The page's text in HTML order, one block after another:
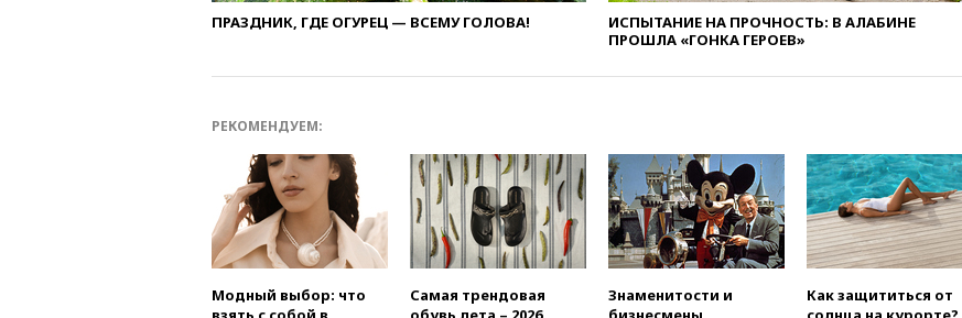
13:16«Родина» просит
Верховный суд снять «Яблоко»
Украине
13:09
Суд обязал москвичку
выселить из квартиры
крокодила, лису и других
животных
запустить групповые
ПРАЗДНИК, ГДЕ ОГУРЕЦ — ВСЕМУ ГОЛОВА!
ИСПЫТАНИЕ НА ПРОЧНОСТЬ: В АЛАБИНЕ
ПРОШЛА «ГОНКА ГЕРОЕВ»
РЕКОМЕНДУЕМ:
Модный выбор: что
Самая трендовая
Знаменитости и
Как защититься от